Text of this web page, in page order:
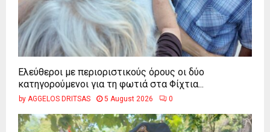
Ελεύθεροι με περιοριστικούς όρους οι δύο
κατηγορούμενοι για τη φωτιά στα Φίχτια...
by AGGELOS DRITSAS 5 August 2026 0